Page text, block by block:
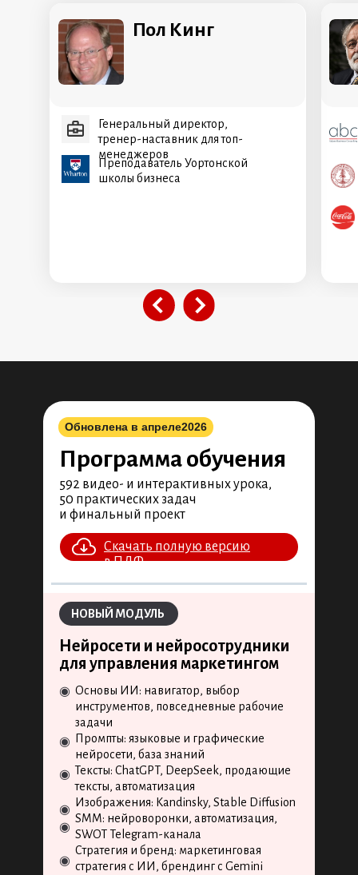
Пол Кинг
Генеральный директор,
тренер-наставник для топ-
менеджеров
Преподаватель Уортонской
школы бизнеса
592 видео- и интерактивных урока,
50 практических задач
и финальный проект
Программа обучения
Обновлена в апреле2026
Скачать полную версию
в ПДФ
Основы ИИ: навигатор, выбор
инструментов, повседневные рабочие
задачи
Промпты: языковые и графические
нейросети, база знаний
Тексты: ChatGPT, DeepSeek, продающие
тексты, автоматизация
Изображения: Kandinsky, Stable Diffusion
SMM: нейроворонки, автоматизация,
SWOT Telegram-канала
Стратегия и бренд: маркетинговая
стратегия с ИИ, брендинг с Gemini
Нейросети и нейросотрудники
для управления маркетингом
НОВЫЙ МОДУЛЬ
◉
◉
◉
◉
◉
◉